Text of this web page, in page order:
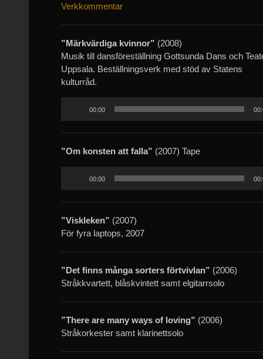
Verkkommentar
”Märkvärdiga kvinnor” (2008)
Musik till dansföreställning Gottsunda Dans och
Uppsala. Beställningsverk med stöd av Statens
kulturråd.
00:00
”Om konsten att falla” (2007) Tape
00:00
”Viskleken” (2007)
För fyra laptops, 2007
”Det finns många sorters förtvivlan” (2006)
Stråkkvartett, blåskvintett samt elgitarrsolo
”There are many ways of loving” (2006)
Stråkorkester samt klarinettsolo